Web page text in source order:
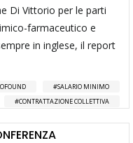
Di Vittorio per le parti
farmaceutico e
in inglese, il report
SALARIO MINIMO
CONTRATTAZIONE COLLETTIVA